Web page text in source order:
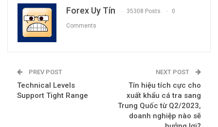
Forex Uy Tín 35308 Posts 0
Comments
PREV POST
Technical Levels
Support Tight Range
NEXT POST
Tín hiệu tích cực cho
xuất khẩu cá tra sang
Trung Quốc từ Q2/2023,
doanh nghiệp nào sẽ